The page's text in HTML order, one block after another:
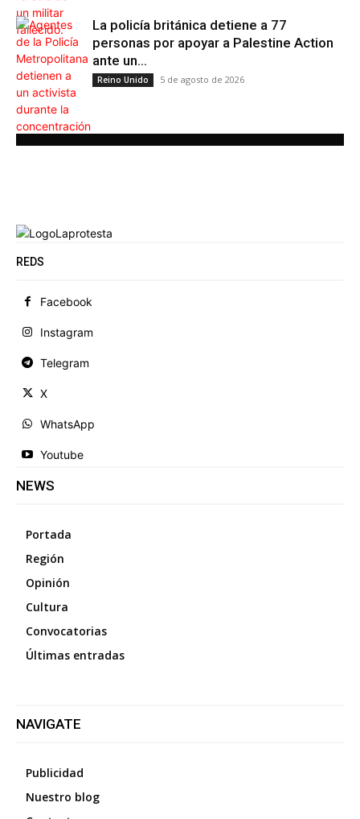
La policía británica detiene a 77
personas por apoyar a Palestine Action
ante un...
Reino Unido 5 de agosto de 2026
REDS
Facebook
Instagram
Telegram
X
WhatsApp
Youtube
NEWS
Portada
Región
Opinión
Cultura
Convocatorias
Últimas entradas
NAVIGATE
Publicidad
Nuestro blog